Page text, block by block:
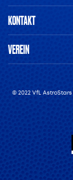
KONTAKT
VEREIN
© 2022 VfL